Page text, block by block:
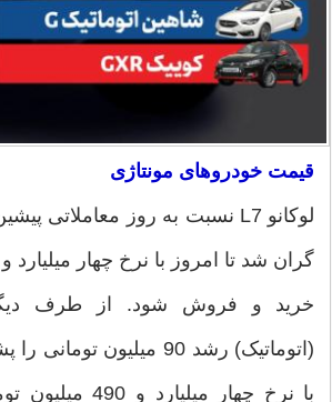
قیمت خودروهای مونتاژی
خرید و فروش شود. از طرف
(اتوماتیک) رشد 90 میلیون
با نرخ چهار